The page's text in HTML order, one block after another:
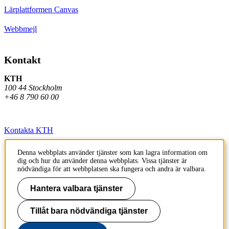
Lärplattformen Canvas
Webbmejl
Kontakt
KTH
100 44 Stockholm
+46 8 790 60 00
Kontakta KTH
Jobba på KTH
Press och media
Faktura och betalning KTH
Om KTH:s webbplatser
Tillgänglighetsredogörelse
Denna webbplats använder tjänster som kan lagra information om
dig och hur du använder denna webbplats. Vissa tjänster är
nödvändiga för att webbplatsen ska fungera och andra är valbara.
Hantera valbara tjänster
Tillåt bara nödvändiga tjänster